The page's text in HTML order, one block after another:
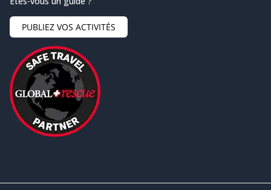
PUBLIEZ VOS ACTIVITÉS